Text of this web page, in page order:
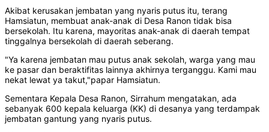
Akibat kerusakan jembatan yang nyaris putus itu, terang
Hamsiatun, membuat anak-anak di Desa Ranon tidak bisa
bersekolah. Itu karena, mayoritas anak-anak di daerah tempat
tinggalnya bersekolah di daerah seberang.
"Ya karena jembatan mau putus anak sekolah, warga yang mau
ke pasar dan beraktifitas lainnya akhirnya terganggu. Kami mau
nekat lewat ya takut,"papar Hamsiatun.
Sementara Kepala Desa Ranon, Sirrahum mengatakan, ada
sebanyak 600 kepala keluarga (KK) di desanya yang terdampak
jembatan gantung yang nyaris putus.